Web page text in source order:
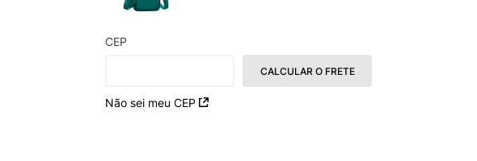
CEP
Não sei meu CEP
CALCULAR O FRETE